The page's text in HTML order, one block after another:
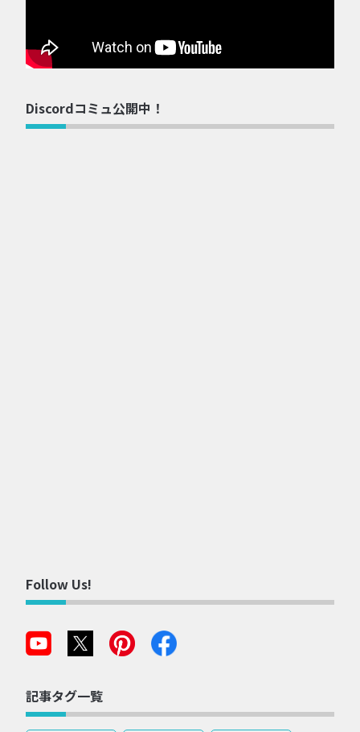
Discordコミュ公開中！
Follow Us!
記事タグ一覧